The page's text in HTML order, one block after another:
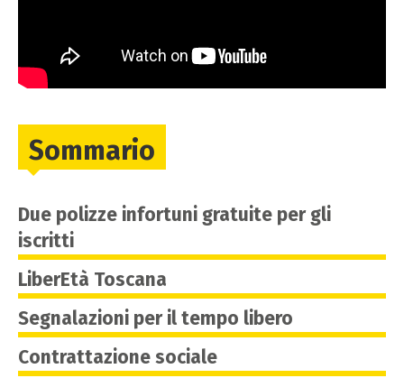
Sommario
Due polizze infortuni gratuite per gli
iscritti
LiberEtà Toscana
Segnalazioni per il tempo libero
Contrattazione sociale